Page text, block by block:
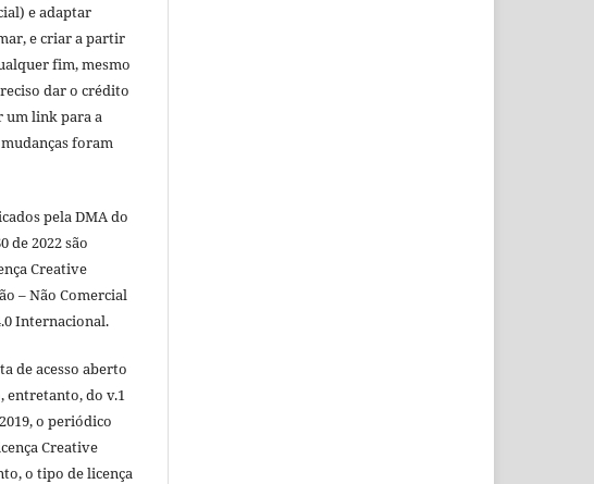
e adaptar
e criar a partir
fim, mesmo
dar o crédito
link para a
foram
pela DMA do
de 2022 são
Creative
– Não Comercial
Internacional.
de acesso aberto
entretanto, do v.1
o periódico
Creative
o tipo de licença